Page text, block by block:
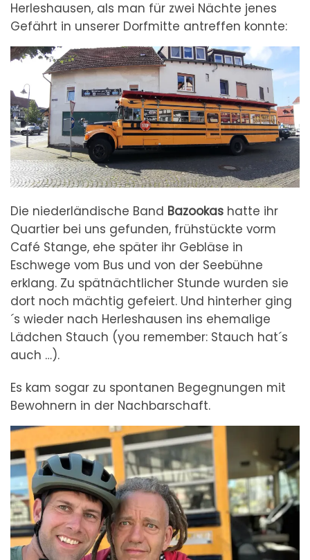
Herleshausen, als man für zwei Nächte jenes
Gefährt in unserer Dorfmitte antreffen konnte:
Die niederländische Band Bazookas hatte ihr
Quartier bei uns gefunden, frühstückte vorm
Café Stange, ehe später ihr Gebläse in
Eschwege vom Bus und von der Seebühne
erklang. Zu spätnächtlicher Stunde wurden sie
dort noch mächtig gefeiert. Und hinterher ging
´s wieder nach Herleshausen ins ehemalige
Lädchen Stauch (you remember: Stauch hat´s
auch …).
Es kam sogar zu spontanen Begegnungen mit
Bewohnern in der Nachbarschaft.